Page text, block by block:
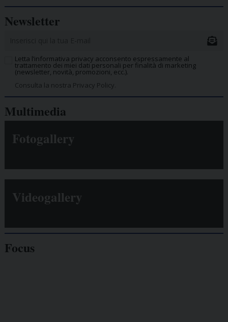
Newsletter
Letta l’informativa privacy acconsento espressamente al
trattamento dei miei dati personali per finalità di marketing
(newsletter, novità, promozioni, ecc.).
Consulta la nostra Privacy Policy.
Multimedia
Fotogallery
Videogallery
Focus